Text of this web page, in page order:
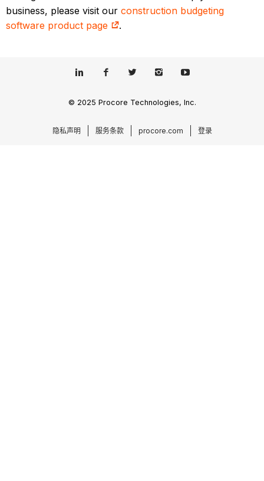
business, please visit ourconstruction budgeting
software product page
.
© 2025 Procore Technologies, Inc.
隐私声明 服务条款 procore.com 登录